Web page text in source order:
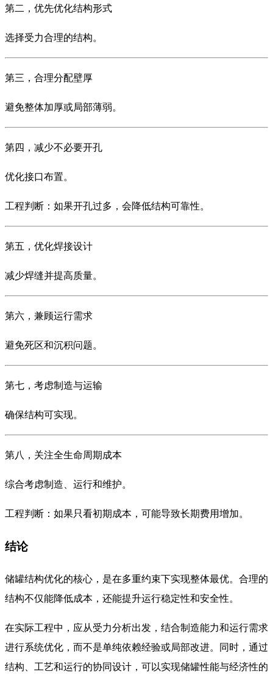
第二，优先优化结构形式
选择受力合理的结构。
第三，合理分配壁厚
避免整体加厚或局部薄弱。
第四，减少不必要开孔
优化接口布置。
工程判断：如果开孔过多，会降低结构可靠性。
第五，优化焊接设计
减少焊缝并提高质量。
第六，兼顾运行需求
避免死区和沉积问题。
第七，考虑制造与运输
确保结构可实现。
第八，关注全生命周期成本
综合考虑制造、运行和维护。
工程判断：如果只看初期成本，可能导致长期费用增加。
结论
储罐结构优化的核心，是在多重约束下实现整体最优。合理的
结构不仅能降低成本，还能提升运行稳定性和安全性。
在实际工程中，应从受力分析出发，结合制造能力和运行需求
进行系统优化，而不是单纯依赖经验或局部改进。同时，通过
结构、工艺和运行的协同设计，可以实现储罐性能与经济性的